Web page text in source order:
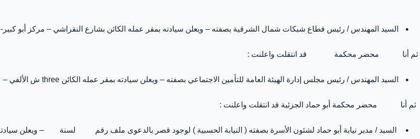
السيد المهندس / رئيس قطاع شبكات شمال الشرقية بصفته – ويعلن سيادته بمقر عمله الكائن بشارع النقراشي – مركز أبو
ثم أنا محضر محكمة قد انتقلت واعلنت :
السيد المهندس / رئيس مجلس إدارة الهيئة العامة للتأمين الاجتماعي بصفته – ويعلن سيادته بمقر عمله الكائن three ش الألفي – عرابي – الأزبكية- القاهرة مخاطباً مع
ثم أنا محضر محكمة أبو حماد الجزئية قد انتقلت واعلنت :
السيد / مدير نيابة أبو حماد لشئون الأسرة بصفته ( النيابة الحسبية ) لوجود قصر بالدعوى ملف رقم لسنة – ويعلن